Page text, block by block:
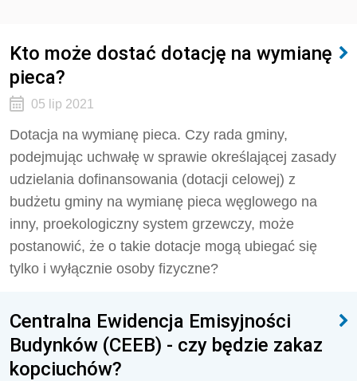
Kto może dostać dotację na wymianę
pieca?
05 lip 2021
Dotacja na wymianę pieca. Czy rada gminy,
podejmując uchwałę w sprawie określającej zasady
udzielania dofinansowania (dotacji celowej) z
budżetu gminy na wymianę pieca węglowego na
inny, proekologiczny system grzewczy, może
postanowić, że o takie dotacje mogą ubiegać się
tylko i wyłącznie osoby fizyczne?
Centralna Ewidencja Emisyjności
Budynków (CEEB) - czy będzie zakaz
kopciuchów?